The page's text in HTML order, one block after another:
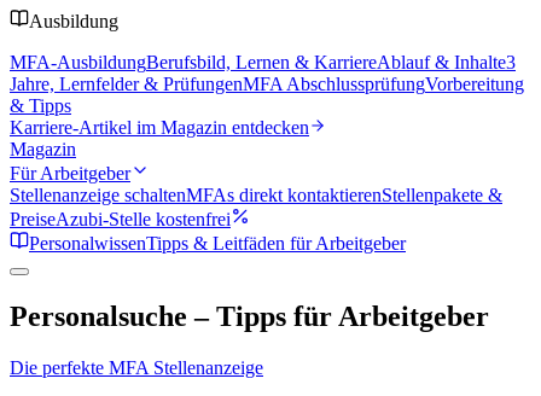
Ausbildung
MFA-AusbildungBerufsbild, Lernen & KarriereAblauf & Inhalte3
Jahre, Lernfelder & PrüfungenMFA AbschlussprüfungVorbereitung
& Tipps
Karriere-Artikel im Magazin entdecken
Magazin
Für Arbeitgeber
Stellenanzeige schaltenMFAs direkt kontaktierenStellenpakete &
PreiseAzubi-Stelle kostenfrei
PersonalwissenTipps & Leitfäden für Arbeitgeber
Personalsuche – Tipps für Arbeitgeber
Die perfekte MFA Stellenanzeige